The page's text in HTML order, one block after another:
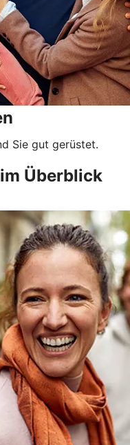
Sie gut gerüstet.
Überblick